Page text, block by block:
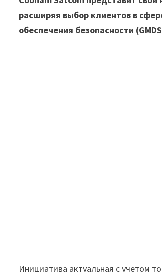
расширяя выбор клиентов в
обеспечения безопасности
Инициатива актуальная с учетом